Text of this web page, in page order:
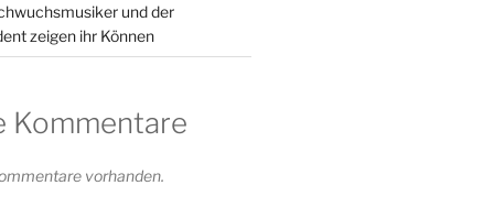
und der
zeigen ihr Können
Kommentare
vorhanden.